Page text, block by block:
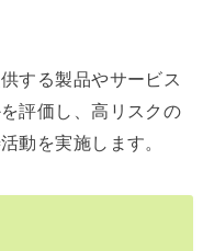
する製品やサービス
評価し、高リスクの
動を実施します。